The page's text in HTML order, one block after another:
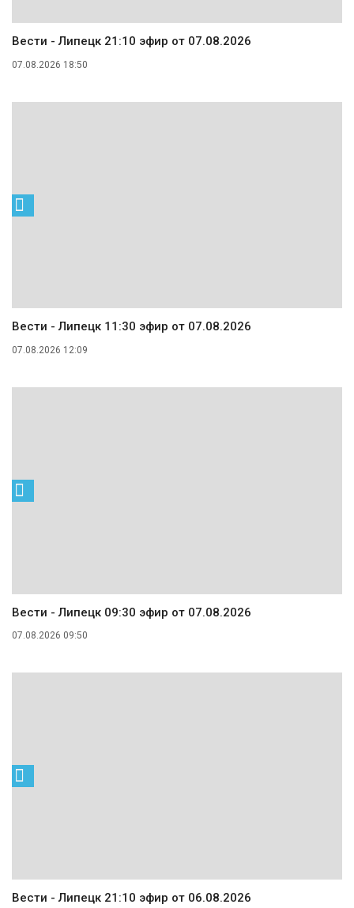
Вести - Липецк 21:10 эфир от 07.08.2026
07.08.2026 18:50
Вести - Липецк 11:30 эфир от 07.08.2026
07.08.2026 12:09
Вести - Липецк 09:30 эфир от 07.08.2026
07.08.2026 09:50
Вести - Липецк 21:10 эфир от 06.08.2026